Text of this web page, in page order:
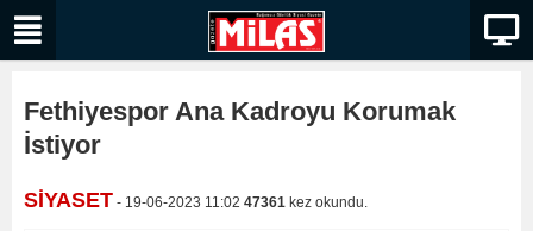
Fethiyespor Ana Kadroyu Korumak
İstiyor
SİYASET - 19-06-2023 11:02 47361 kez okundu.